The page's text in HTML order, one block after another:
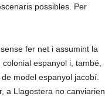
possibles. Per
fer net i assumint la
espanyol i, també,
model espanyol jacobí.
a Llagostera no canviarien